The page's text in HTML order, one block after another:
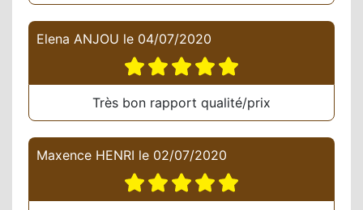
Elena ANJOU le 04/07/2020
Très bon rapport qualité/prix
Maxence HENRI le 02/07/2020